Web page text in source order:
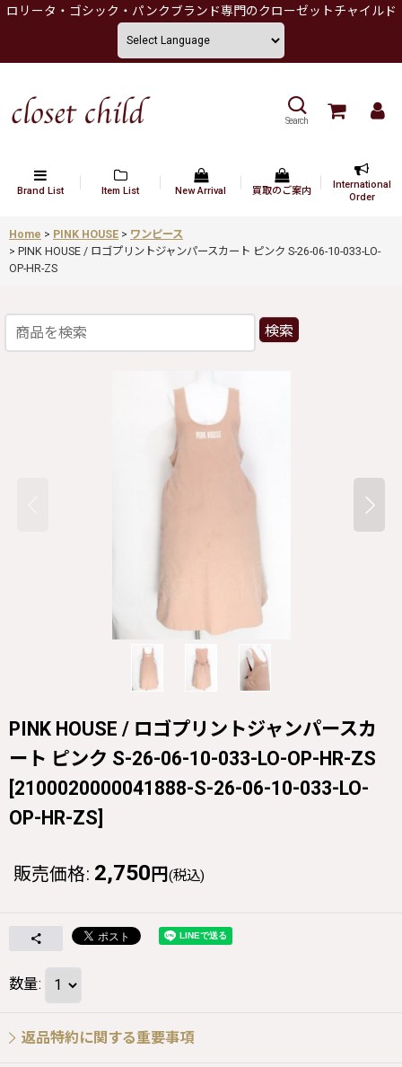
ロリータ・ゴシック・パンクブランド専門のクローゼットチャイルド
Search
Brand List Item List New Arrival 買取のご案内
International
Order
Home > PINK HOUSE > ワンピース
> PINK HOUSE / ロゴプリントジャンパースカート ピンク S-26-06-10-033-LO-
OP-HR-ZS
検索
PINK HOUSE / ロゴプリントジャンパースカ
ート ピンク S-26-06-10-033-LO-OP-HR-ZS
[2100020000041888-S-26-06-10-033-LO-
OP-HR-ZS]
販売価格: 2,750 円 (税込)
数量:
返品特約に関する重要事項